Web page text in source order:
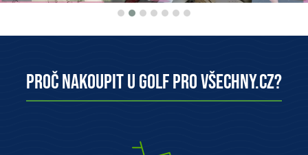
Proč nakoupit u Golf pro všechny.cz?